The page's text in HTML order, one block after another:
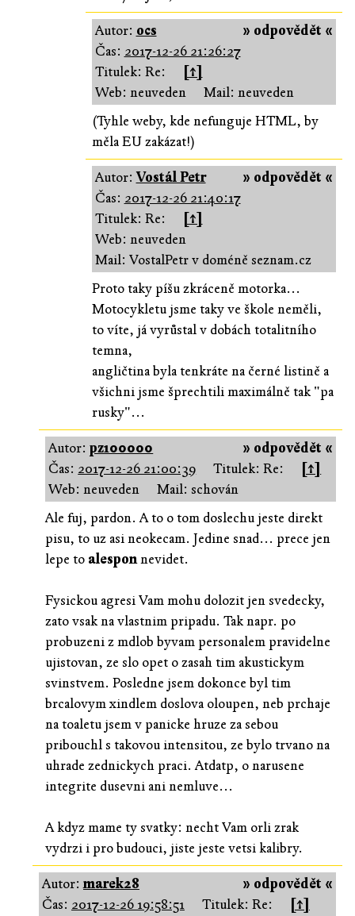
» odpovědět «
Autor: ocs
Čas: 2017-12-26 21:26:27
Titulek: Re:
[↑]
Web: neuveden
Mail: neuveden
(Tyhle weby, kde nefunguje HTML, by
měla EU zakázat!)
» odpovědět «
Autor:Vostál Petr
Čas: 2017-12-26 21:40:17
Titulek: Re:
[↑]
Web: neuveden
Mail: VostalPetr v doméně seznam.cz
Proto taky píšu zkráceně motorka...
Motocykletu jsme taky ve škole neměli,
to víte, já vyrůstal v dobách totalitního
temna,
angličtina byla tenkráte na černé listině a
všichni jsme šprechtili maximálně tak "pa
rusky"...
» odpovědět «
Autor:pz100000
Čas: 2017-12-26 21:00:39 Titulek: Re:
[↑]
Web: neuveden
Mail: schován
Ale fuj, pardon. A to o tom doslechu jeste direkt
pisu, to uz asi neokecam. Jedine snad... prece jen
lepe to alesponnevidet.
Fysickou agresi Vam mohu dolozit jen svedecky,
zato vsak na vlastnim pripadu. Tak napr. po
probuzeni z mdlob byvam personalem pravidelne
ujistovan, ze slo opet o zasah tim akustickym
svinstvem. Posledne jsem dokonce byl tim
brcalovym xindlem doslova oloupen, neb prchaje
na toaletu jsem v panicke hruze za sebou
pribouchl s takovou intensitou, ze bylo trvano na
uhrade zednickych praci. Atdatp, o narusene
integrite dusevni ani nemluve...
A kdyz mame ty svatky: necht Vam orli zrak
vydrzi i pro budouci, jiste jeste vetsi kalibry.
» odpovědět «
Autor:marek28
Čas: 2017-12-26 19:58:51 Titulek: Re: [↑]